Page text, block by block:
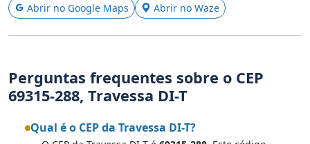
Abrir no Google Maps Abrir no Waze
Perguntas frequentes sobre o CEP
69315-288, Travessa DI-T
Qual é o CEP da Travessa DI-T?